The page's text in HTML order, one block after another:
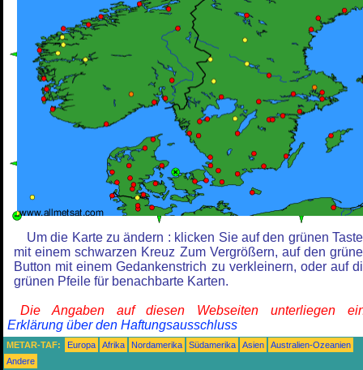
Um die Karte zu ändern : klicken Sie auf den grünen
mit einem schwarzen Kreuz Zum Vergrößern, auf den
Button mit einem Gedankenstrich zu verkleinern, oder auf
grünen Pfeile für benachbarte Karten.
Die Angaben auf diesen Webseiten unterliegen
Erklärung über den Haftungsausschluss
METAR-TAF: Europa Afrika Nordamerika Südamerika Asien
Australien-Ozeanien
Andere